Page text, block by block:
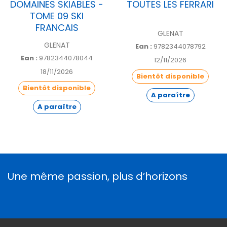
DOMAINES SKIABLES -
TOME 09 SKI
FRANCAIS
GLENAT
Ean : 9782344078044
18/11/2026
Bientôt disponible
A paraître
TOUTES LES FERRARI
GLENAT
Ean : 9782344078792
12/11/2026
Bientôt disponible
A paraître
Une même passion, plus d’horizons